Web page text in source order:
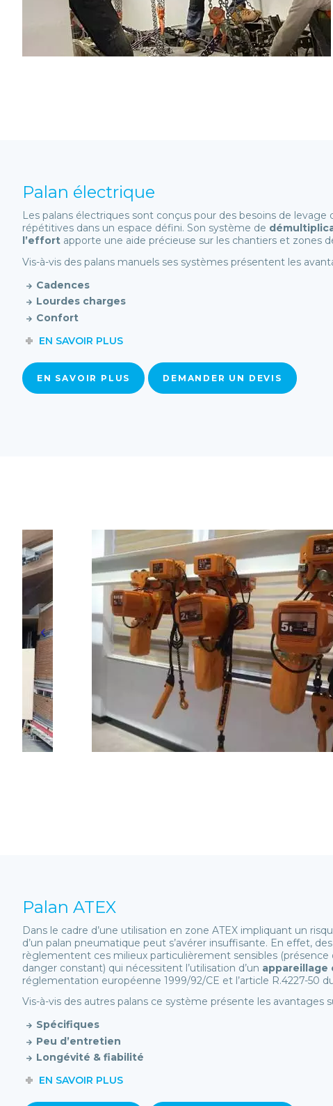
Palan électrique
Les palans électriques sont conçus pour des besoins de levage
répétitives dans un espace défini. Son système de
l’effort apporte une aide précieuse sur les chantiers et zones
Vis-à-vis des palans manuels ses systèmes présentent les
Cadences
Lourdes charges
Confort
EN SAVOIR PLUS
EN SAVOIR PLUS DEMANDER UN DEVIS
Palan ATEX
Dans le cadre d’une utilisation en zone ATEX impliquant un
d’un palan pneumatique peut s’avérer insuffisante. En effet,
règlementent ces milieux particulièrement sensibles (présence
danger constant) qui nécessitent l’utilisation d’un appareillage
réglementation européenne 1999/92/CE et l’article R.4227-50
Vis-à-vis des autres palans ce système présente les avantages
Spécifiques
Peu d’entretien
Longévité & fiabilité
EN SAVOIR PLUS